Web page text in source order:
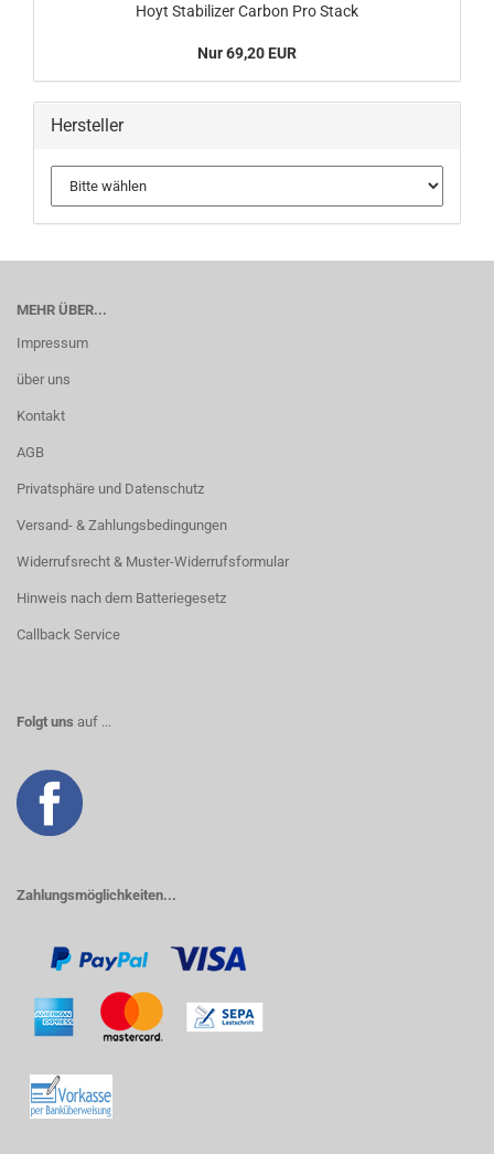
Hoyt Stabilizer Carbon Pro Stack
Nur 69,20 EUR
Hersteller
MEHR ÜBER...
Impressum
über uns
Kontakt
AGB
Privatsphäre und Datenschutz
Versand- & Zahlungsbedingungen
Widerrufsrecht & Muster-Widerrufsformular
Hinweis nach dem Batteriegesetz
Callback Service
Folgt uns auf ...
Zahlungsmöglichkeiten...